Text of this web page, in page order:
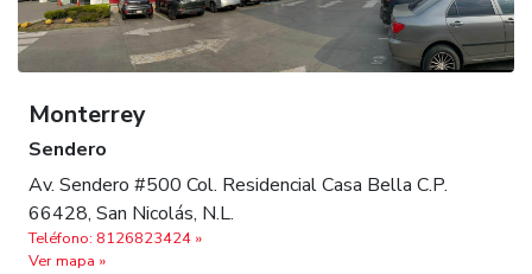
Monterrey
Sendero
Av. Sendero #500 Col. Residencial Casa Bella C.P.
66428, San Nicolás, N.L.
Teléfono: 8126823424 »
Ver mapa »